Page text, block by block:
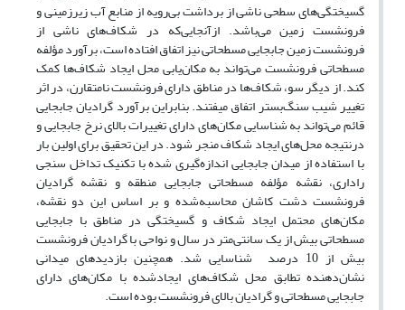
گسیختگی‌های سطحی ناشی از برداشت بی‌رویه از منابع آب زیرزمینی و
فرونشست زمین می‌باشد. ازآنجایی‌که در شکاف‌های ناشی از
فرونشست زمین جابجایی مسطحاتی نیز اتفاق افتاده است، برآورد مؤلفه
مسطحاتی فرونشست می‌تواند به مکان‌یابی محل ایجاد شکاف‌ها کمک
کند. از دیگر سو، شکاف‌ها در مناطق دارای فرونشست نامتقارن، در اثر
تغییر شیب سنگ‌بستر اتفاق میفتند. بنابراین برآورد گرادیان جابجایی
قائم می‌تواند به شناسایی مکان‌های دارای تغییرات بالای نرخ جابجایی و
درنتیجه محل‌های ایجاد شکاف منجر شود. در این تحقیق برای اولین بار
با استفاده از میدان جابجایی اندازه‌گیری شده با تکنیک تداخل سنجی
راداری، نقشه مؤلفه مسطحاتی جابجایی منطقه و نقشه گرادیان
فرونشست دشت کاشان محاسبه‌شده و بر اساس این دو نقشه،
مکان‌های محتمل ایجاد شکاف و گسیختگی در مناطق با جابجایی
مسطحاتی بیش از یک سانتی‌متر در سال و نواحی با گرادیان فرونشست
بیش از 10 درصد شناسایی شد. همچنین بازدیدهای میدانی
نشان‌دهنده تطابق محل شکاف‌های ایجادشده با مکان‌های دارای
جابجایی مسطحاتی و گرادیان بالای فرونشست بوده است.